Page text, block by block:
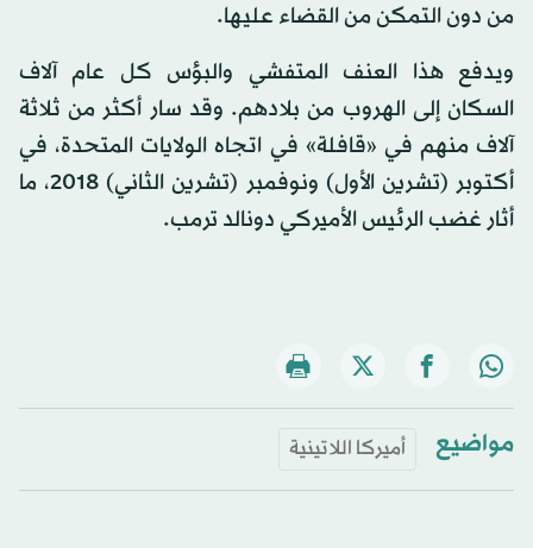
من دون التمكن من القضاء عليها.
ويدفع هذا العنف المتفشي والبؤس كل عام آلاف
السكان إلى الهروب من بلادهم. وقد سار أكثر من ثلاثة
آلاف منهم في «قافلة» في اتجاه الولايات المتحدة، في
أكتوبر (تشرين الأول) ونوفمبر (تشرين الثاني) 2018، ما
أثار غضب الرئيس الأميركي دونالد ترمب.
مواضيع أميركا اللاتينية